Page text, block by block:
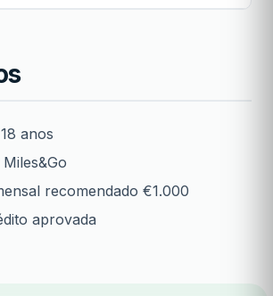
anos
recomendado €1.000
aprovada